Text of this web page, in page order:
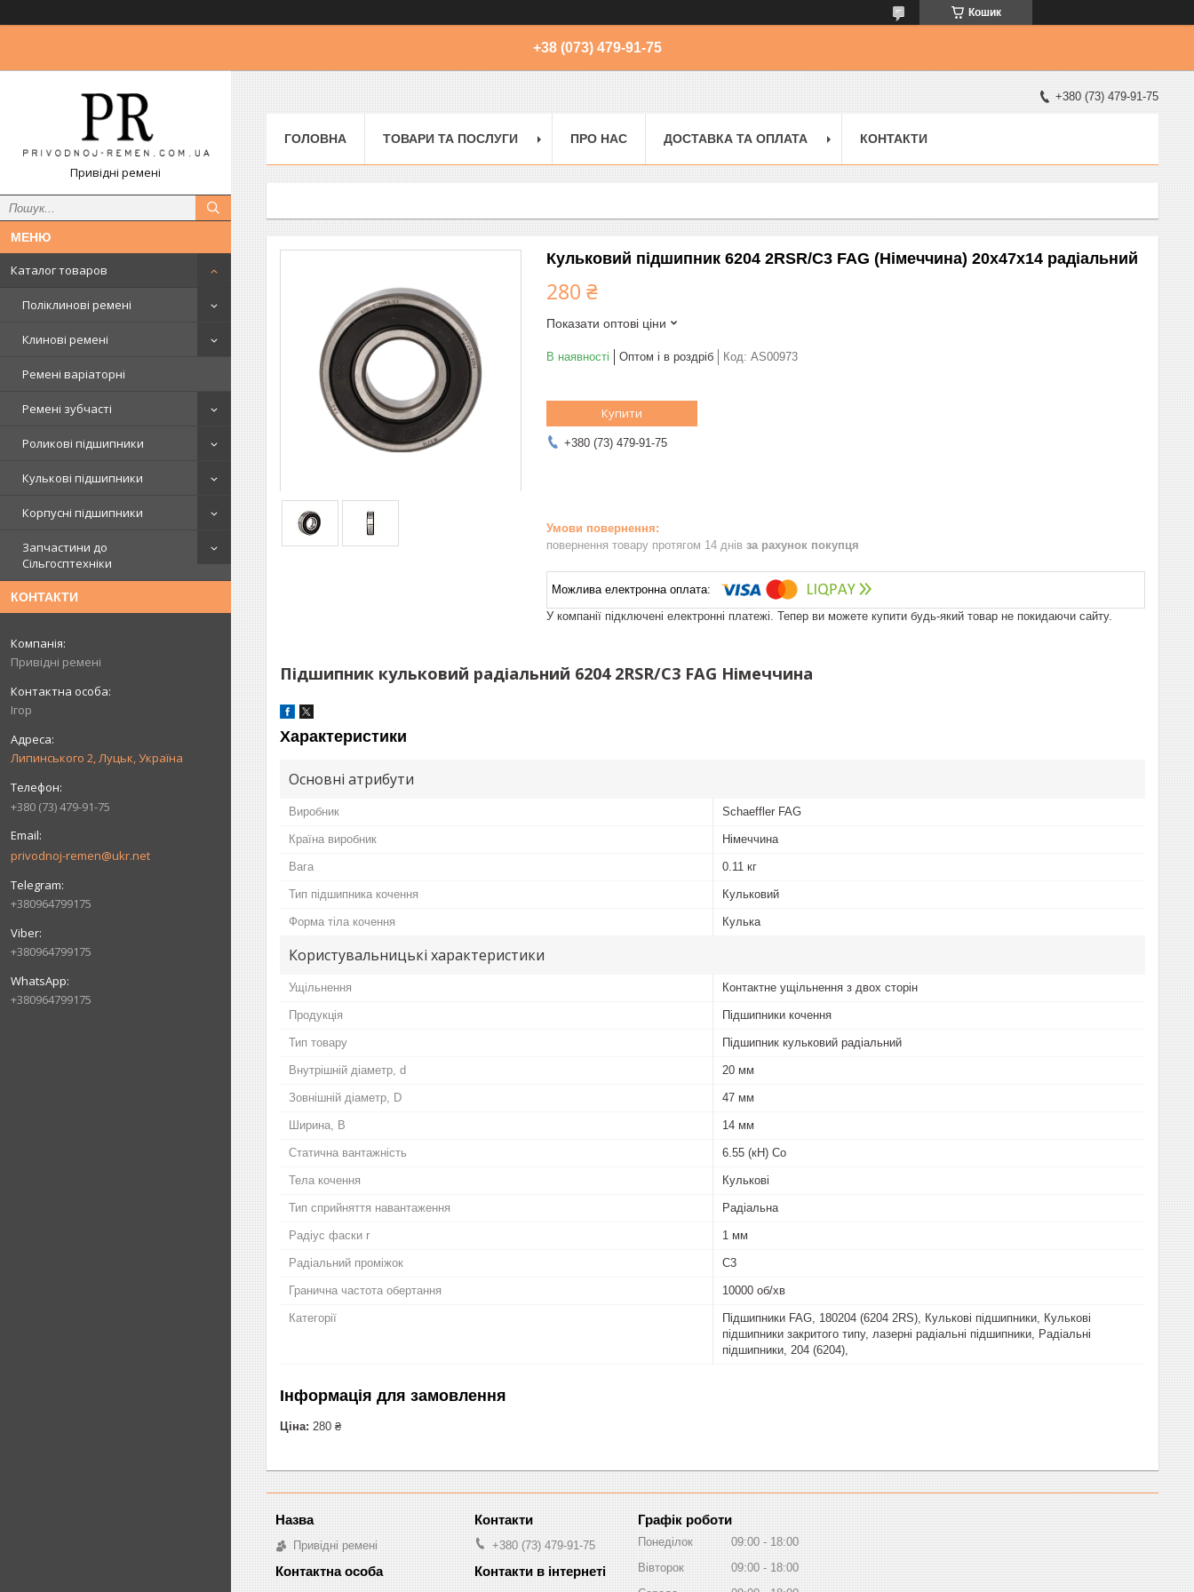
Кошик
+38 (073) 479-91-75
Привідні ремені
Каталог товаров
Поліклинові ремені
Клинові ремені
Ремені варіаторні
Ремені зубчасті
Роликові підшипники
Кулькові підшипники
Корпусні підшипники
Запчастини до
Сільгосптехніки
КОНТАКТИ
Привідні ремені
Ігор
Липинського 2, Луцьк, Україна
+380 (73) 479-91-75
privodnoj-remen@ukr.net
+380964799175
+380964799175
+380964799175
+380 (73) 479-91-75
ГОЛОВНА ТОВАРИ ТА ПОСЛУГИ ПРО НАС ДОСТАВКА ТА ОПЛАТА КОНТАКТИ
Кульковий підшипник 6204 2RSR/C3 FAG (Німеччина) 20x47x14 радіальний
280 ₴
Показати оптові ціни
В наявності Оптом і в роздріб Код: AS00973
Купити
+380 (73) 479-91-75
повернення товару протягом 14 днів за рахунок покупця
У компанії підключені електронні платежі. Тепер ви можете купити будь-який товар не покидаючи сайту.
Підшипник кульковий радіальний 6204 2RSR/C3 FAG Німеччина
Характеристики
Основні атрибути
Виробник Schaeffler FAG
Країна виробник Німеччина
Вага 0.11 кг
Тип підшипника кочення Кульковий
Форма тіла кочення Кулька
Користувальницькі характеристики
Ущільнення Контактне ущільнення з двох сторін
Продукція Підшипники кочення
Тип товару Підшипник кульковий радіальний
Внутрішній діаметр, d 20 мм
Зовнішній діаметр, D 47 мм
Ширина, B 14 мм
Статична вантажність 6.55 (кН) Co
Тела кочення Кулькові
Тип сприйняття навантаження Радіальна
Радіус фаски r 1 мм
Радіальний проміжок C3
Гранична частота обертання 10000 об/хв
Категорії
Підшипники FAG, 180204 (6204 2RS), Кулькові підшипники, Кулькові
підшипники закритого типу, лазерні радіальні підшипники, Радіальні
підшипники, 204 (6204),
Інформація для замовлення
Ціна: 280 ₴
Привідні ремені +380 (73) 479-91-75
Графік роботи
Понеділок 09:00
18:00
Вівторок
09:00
18:00